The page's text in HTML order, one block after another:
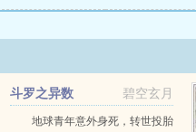
碧空玄月
斗罗之异数
地球青年意外身死，转世投胎